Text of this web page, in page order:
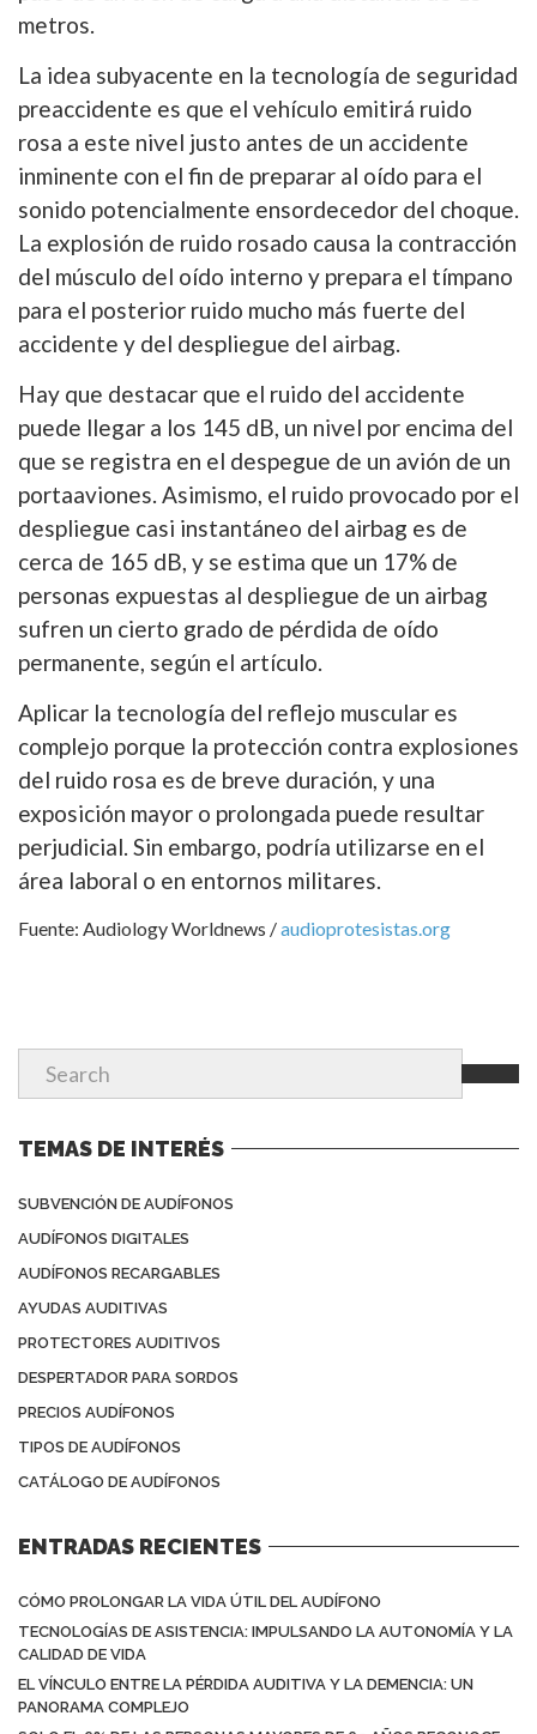
metros.
La idea subyacente en la tecnología de seguridad
preaccidente es que el vehículo emitirá ruido
rosa a este nivel justo antes de un accidente
inminente con el fin de preparar al oído para el
sonido potencialmente ensordecedor del choque.
La explosión de ruido rosado causa la contracción
del músculo del oído interno y prepara el tímpano
para el posterior ruido mucho más fuerte del
accidente y del despliegue del airbag.
Hay que destacar que el ruido del accidente
puede llegar a los 145 dB, un nivel por encima del
que se registra en el despegue de un avión de un
portaaviones. Asimismo, el ruido provocado por el
despliegue casi instantáneo del airbag es de
cerca de 165 dB, y se estima que un 17% de
personas expuestas al despliegue de un airbag
sufren un cierto grado de pérdida de oído
permanente, según el artículo.
Aplicar la tecnología del reflejo muscular es
complejo porque la protección contra explosiones
del ruido rosa es de breve duración, y una
exposición mayor o prolongada puede resultar
perjudicial. Sin embargo, podría utilizarse en el
área laboral o en entornos militares.
Fuente: Audiology Worldnews /audioprotesistas.org
TEMAS DE INTERÉS
SUBVENCIÓN DE AUDÍFONOS
AUDÍFONOS DIGITALES
AUDÍFONOS RECARGABLES
AYUDAS AUDITIVAS
PROTECTORES AUDITIVOS
DESPERTADOR PARA SORDOS
PRECIOS AUDÍFONOS
TIPOS DE AUDÍFONOS
CATÁLOGO DE AUDÍFONOS
ENTRADAS RECIENTES
CÓMO PROLONGAR LA VIDA ÚTIL DEL AUDÍFONO
TECNOLOGÍAS DE ASISTENCIA: IMPULSANDO LA AUTONOMÍA Y LA
CALIDAD DE VIDA
EL VÍNCULO ENTRE LA PÉRDIDA AUDITIVA Y LA DEMENCIA: UN
PANORAMA COMPLEJO